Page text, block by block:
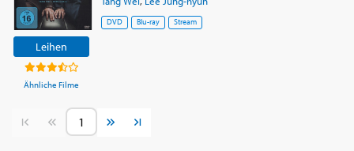
Leihen
Ähnliche Filme
DVD Blu-ray Stream
Vorherige SeiteNächste Seite